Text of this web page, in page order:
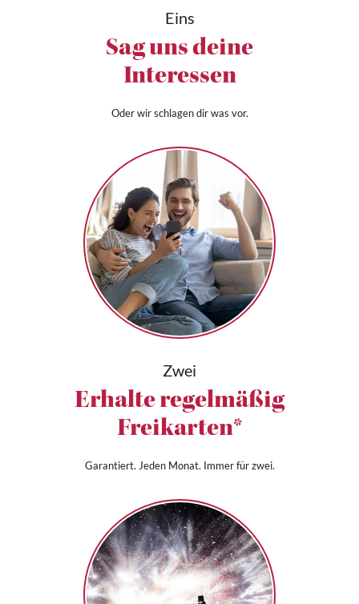
Eins
Sag uns deine
Interessen
Oder wir schlagen dir was vor.
Zwei
Erhalte regelmäßig
Freikarten*
Garantiert. Jeden Monat. Immer für zwei.